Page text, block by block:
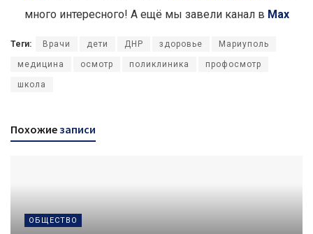
много интересного! А ещё мы завели канал в Max
Теги: Врачи дети ДНР здоровье Мариуполь
медицина осмотр поликлиника профосмотр
школа
Похожие записи
ОБЩЕСТВО